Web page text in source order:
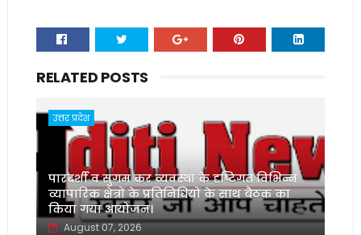
RELATED POSTS
उत्तर प्रदेश
पारदर्शी व सुगम कर व्यवस्था के दृष्टिगत विभिन्न
व्यापारिक क्षेत्रों के प्रतिनिधियों के साथ बैठक का
किया गया आयोजन।
August 07, 2026